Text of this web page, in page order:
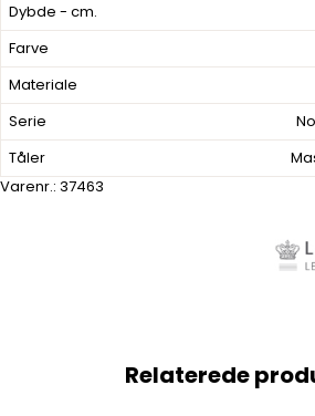
Dybde - cm.
Farve
Materiale
Serie
Tåler
Varenr.: 37463
Relaterede